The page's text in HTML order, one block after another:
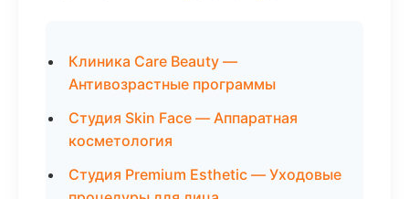
Клиника Care Beauty —
Антивозрастные программы
Студия Skin Face — Аппаратная
косметология
Студия Premium Esthetic — Уходовые